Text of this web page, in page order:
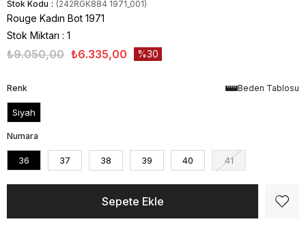
Stok Kodu (242RGK884 1971_001)
Rouge Kadın Bot 1971
Stok Miktarı : 1
₺9.050,00 ₺6.335,00 30
Beden Tablosu
Renk
Siyah
Numara
36 37 38 39 40 41